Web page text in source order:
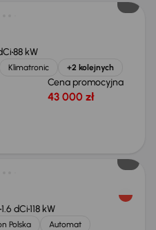
88 kW
Klimatronic +2 kolejnych
Cena promocyjna
43 000 zł
1.6 dCi118 kW
Polska
Automat